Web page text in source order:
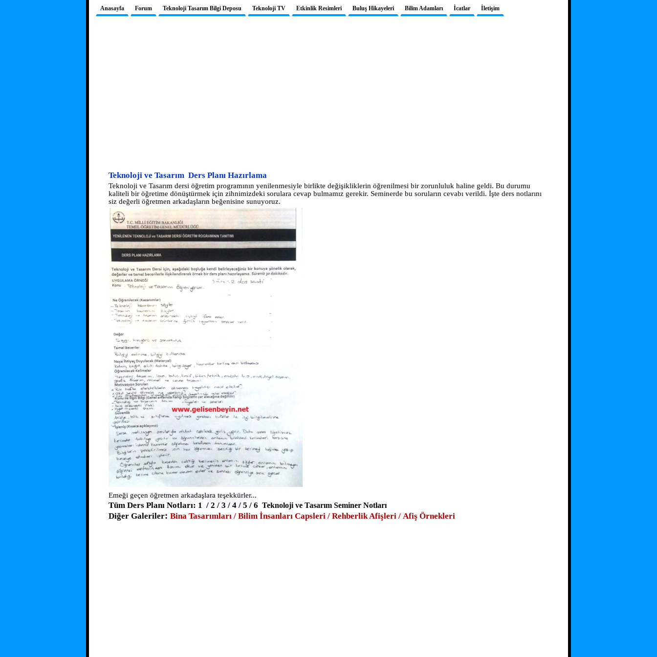
Anasayfa Forum Teknoloji Tasarım Bilgi Deposu Teknoloji TV Etkinlik Resimleri Buluş Hikayeleri Bilim Adamları İcatlar İletişim
Teknoloji ve Tasarım Ders Planı Hazırlama
Teknoloji ve Tasarım dersi öğretim programının yenilenmesiyle birlikte değişikliklerin öğrenilmesi bir zorunluluk haline geldi. Bu durumu
kaliteli bir öğretime dönüştürmek için zihnimizdeki sorulara cevap bulmamız gerekir. Seminerde bu soruların cevabı verildi. İşte ders notlarını
siz değerli öğretmen arkadaşların beğenisine sunuyoruz.
Emeği geçen öğretmen arkadaşlara teşekkürler...
Tüm Ders Planı Notları: 1 / 2 / 3 / 4 / 5 / 6 Teknoloji ve Tasarım Seminer Notları
Diğer Galeriler: Bina Tasarımları / Bilim İnsanları Capsleri / Rehberlik Afişleri / Afiş Örnekleri